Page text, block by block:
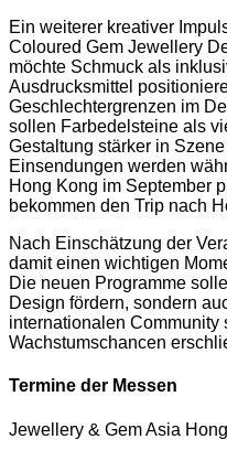
Ein weiterer kreativer
Coloured Gem Jewellery
möchte Schmuck als
Ausdrucksmittel
Geschlechtergrenzen im
sollen Farbedelsteine als
Gestaltung stärker in
Einsendungen werden
Hong Kong im September
bekommen den Trip nach
Nach Einschätzung der
damit einen wichtigen
Die neuen Programme
Design fördern, sondern
internationalen Community
Wachstumschancen
Termine der Messen
Jewellery & Gem Asia